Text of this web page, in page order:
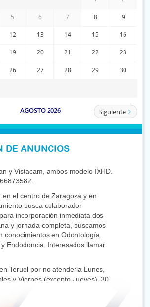
DE ANUNCIOS
y Vistacam, ambos modelo IXHD.
en el centro de Zaragoza y en
busca colaborador
incorporación inmediata dos
y jornada completa, buscamos
conocimientos en Odontología
Endodoncia. Interesados llamar
Teruel por no atenderla Lunes,
y Viernes (excepto Jueves), 30